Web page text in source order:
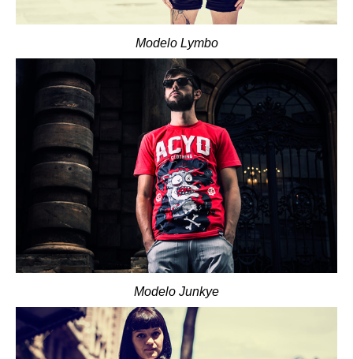
Modelo Lymbo
Modelo Junkye